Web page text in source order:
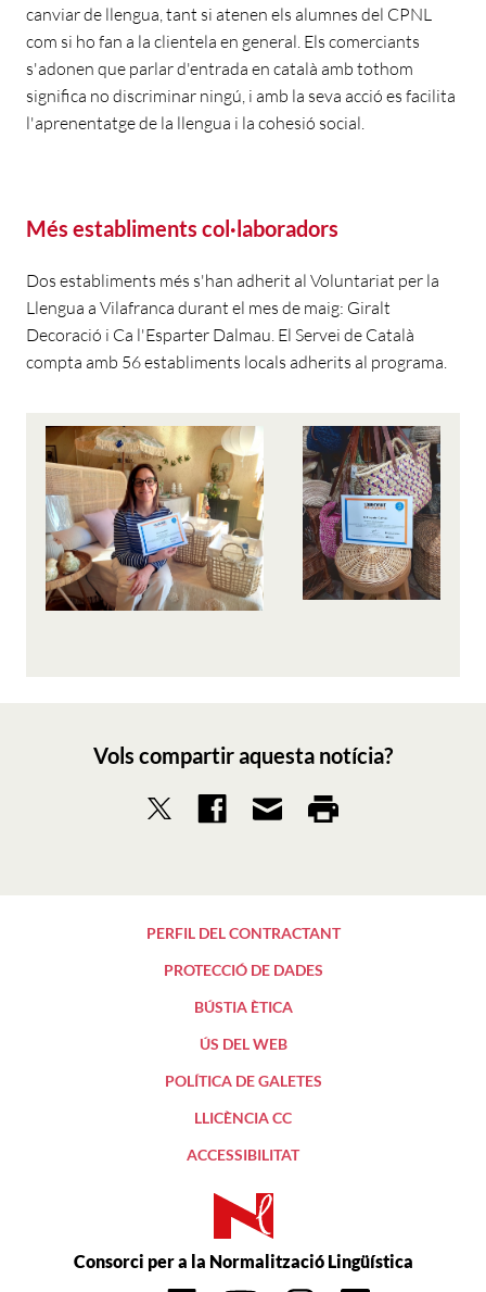
canviar de llengua, tant si atenen els alumnes del CPNL
com si ho fan a la clientela en general. Els comerciants
s'adonen que parlar d'entrada en català amb tothom
significa no discriminar ningú, i amb la seva acció es facilita
l'aprenentatge de la llengua i la cohesió social.
Més establiments col·laboradors
Dos establiments més s'han adherit al Voluntariat per la
Llengua a Vilafranca durant el mes de maig: Giralt
Decoració i Ca l'Esparter Dalmau. El Servei de Català
compta amb 56 establiments locals adherits al programa.
Vols compartir aquesta notícia?
PERFIL DEL CONTRACTANT
PROTECCIÓ DE DADES
BÚSTIA ÈTICA
ÚS DEL WEB
POLÍTICA DE GALETES
LLICÈNCIA CC
ACCESSIBILITAT
Consorci per a la Normalització Lingüística